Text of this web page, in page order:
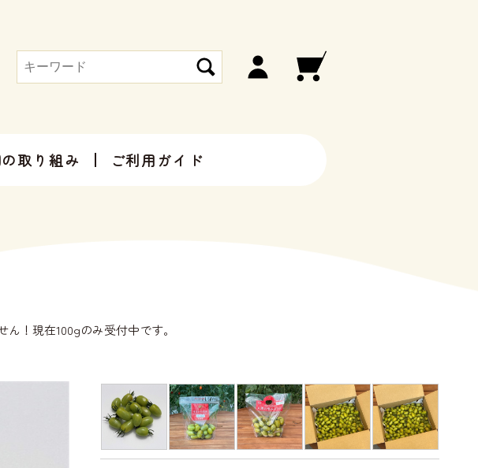
取り組み ご利用ガイド
！現在100gのみ受付中です。